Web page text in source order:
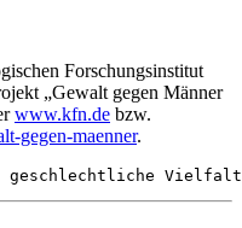
Forschungsinstitut
„Gewalt gegen Männer
www.kfn.de bzw.
gegen-maenner.
geschlechtliche Vielfalt